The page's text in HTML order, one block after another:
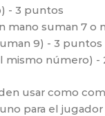
- 3 puntos
mano suman 7
9) - 3 puntos
mismo número)
usar como
para el